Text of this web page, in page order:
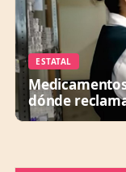
ESTATAL
dónde